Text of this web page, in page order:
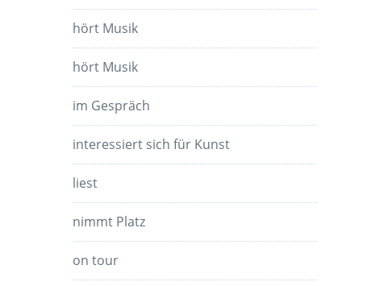
hört Musik
hört Musik
im Gespräch
interessiert sich für Kunst
liest
nimmt Platz
on tour